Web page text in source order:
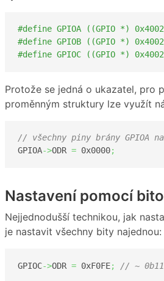
#define GPIOA ((GPIO *)
#define GPIOB ((GPIO *)
#define GPIOC ((GPIO *)
Protože se jedná o ukazatel, pro
proměnným struktury lze využít
// všechny piny brány GPIOA
GPIOA->ODR = 0x0000;
Nastavení pomocí
Nejjednodušší technikou, jak
je nastavit všechny bity najednou:
GPIOC->ODR = 0xF0FE; // ~